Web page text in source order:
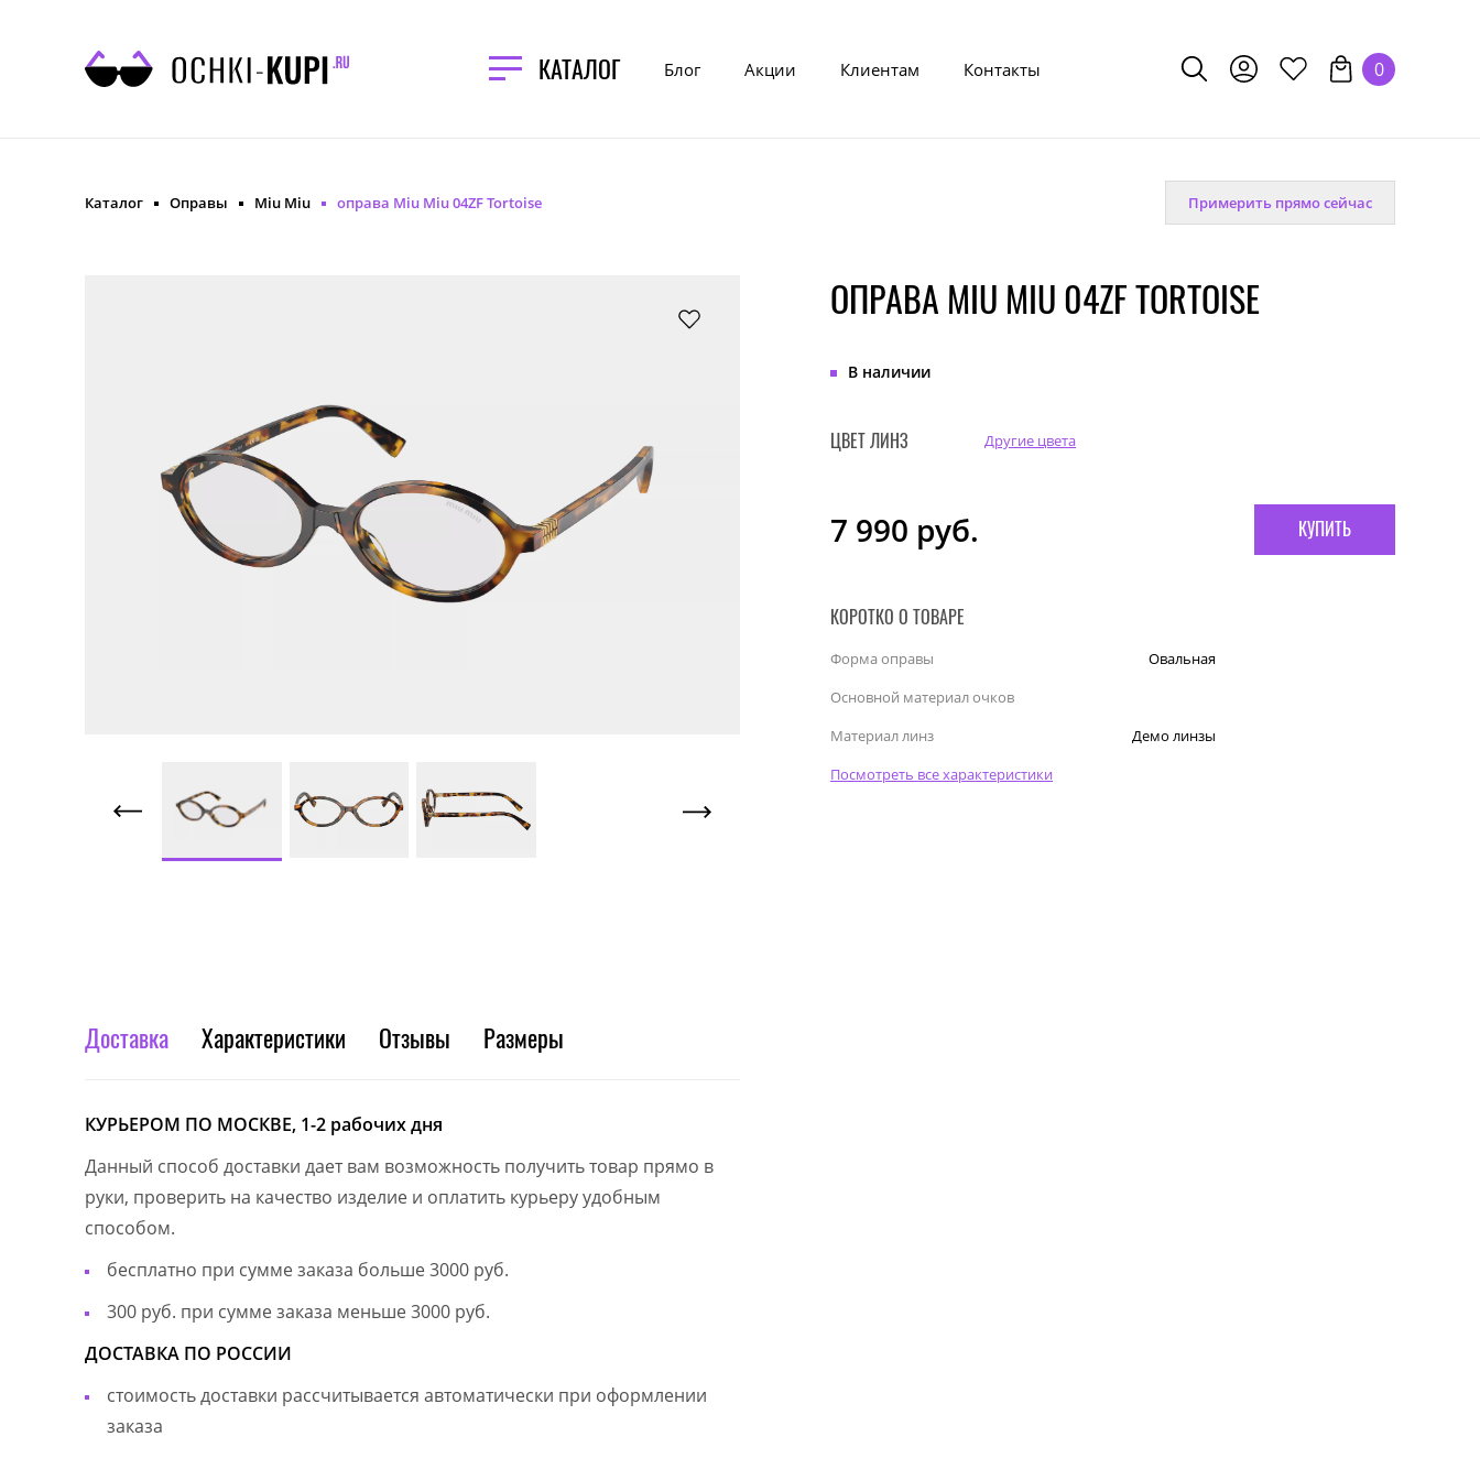
КАТАЛОГ Блог Акции Клиентам Контакты 0
Каталог Оправы Miu Miu оправа Miu Miu 04ZF Tortoise Примерить прямо сейчас
ОПРАВА MIU MIU 04ZF TORTOISE
В наличии
ЦВЕТ ЛИНЗ Другие цвета
7 990 руб. КУПИТЬ
КОРОТКО О ТОВАРЕ
Форма оправы
Овальная
Основной материал очков
Материал линз
Демо линзы
Посмотреть все характеристики
Доставка Характеристики Отзывы Размеры
КУРЬЕРОМ ПО МОСКВЕ, 1-2 рабочих дня
Данный способ доставки дает вам возможность получить товар прямо в
руки, проверить на качество изделие и оплатить курьеру удобным
способом.
бесплатно при сумме заказа больше 3000 руб.
300 руб. при сумме заказа меньше 3000 руб.
ДОСТАВКА ПО РОССИИ
стоимость доставки рассчитывается автоматически при оформлении
заказа